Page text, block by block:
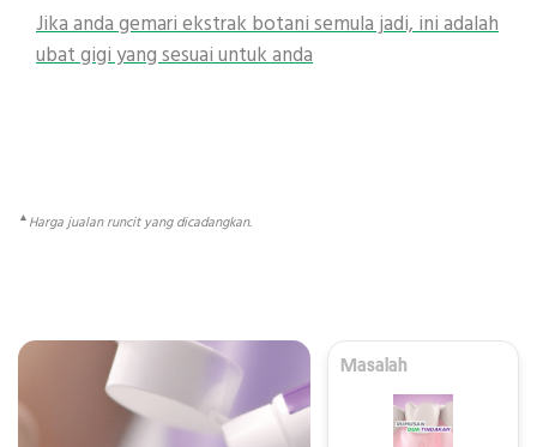
Jika anda gemari ekstrak botani semula jadi, ini adalah
ubat gigi yang sesuai untuk anda
▲ Harga jualan runcit yang dicadangkan.
Masalah